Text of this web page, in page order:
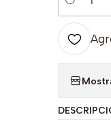
Cantidad